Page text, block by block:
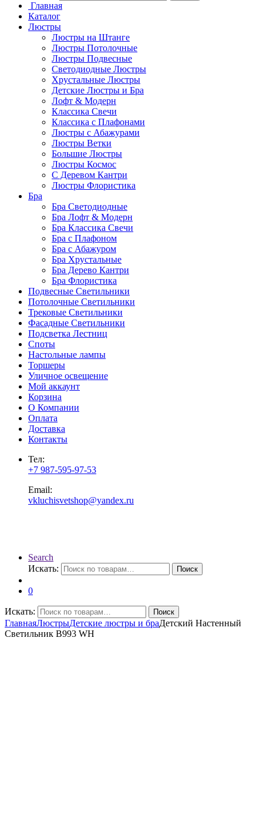
Главная
Каталог
Люстры
Люстры на Штанге
Люстры Потолочные
Люстры Подвесные
Светодиодные Люстры
Хрустальные Люстры
Детские Люстры и Бра
Лофт & Модерн
Классика Свечи
Классика с Плафонами
Люстры с Абажурами
Люстры Ветки
Большие Люстры
Люстры Космос
С Деревом Кантри
Люстры Флористика
Бра
Бра Светодиодные
Бра Лофт & Модерн
Бра Классика Свечи
Бра с Плафоном
Бра с Абажуром
Бра Хрустальные
Бра Дерево Кантри
Бра Флористика
Подвесные Светильники
Потолочные Светильники
Трековые Светильники
Фасадные Светильники
Подсветка Лестниц
Споты
Настольные лампы
Торшеры
Уличное освещение
Мой аккаунт
Корзина
О Компании
Оплата
Доставка
Контакты
Тел:
+7 987-595-97-53
Email:
vkluchisvetshop@yandex.ru
Search
Искать:
Поиск
0
Искать: Поиск
ГлавнаяЛюстрыДетские люстры и браДетский Настенный
Светильник B993 WH